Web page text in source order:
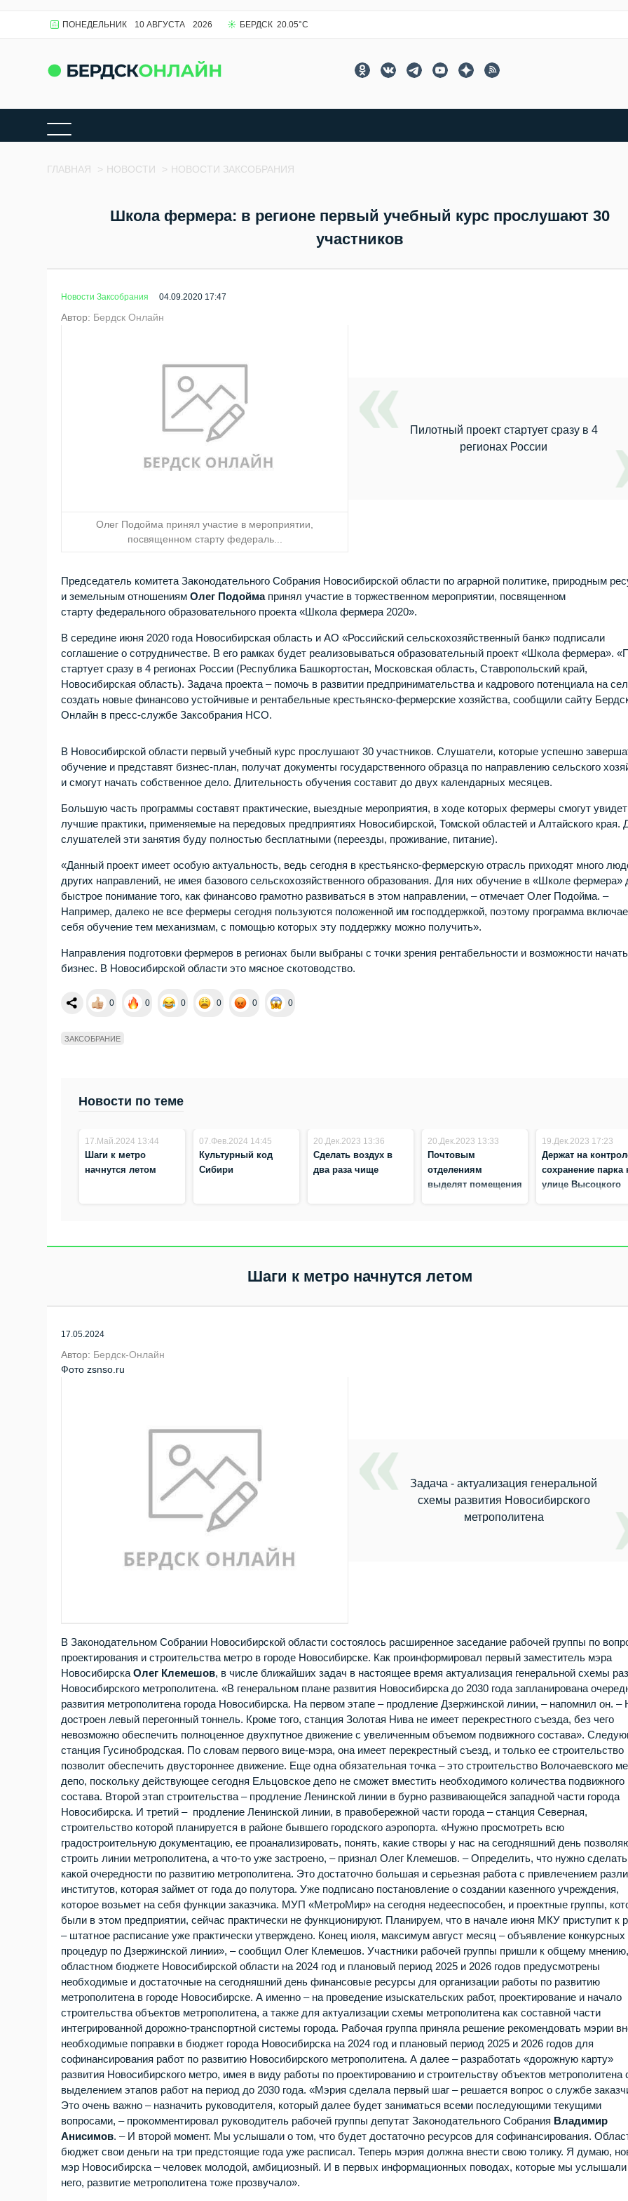
ПОНЕДЕЛЬНИК 10 АВГУСТА 2026 БЕРДСК 20.05°C
ГЛАВНАЯ > НОВОСТИ > НОВОСТИ ЗАКСОБРАНИЯ
Школа фермера: в регионе первый учебный курс прослушают 30
участников
Новости Заксобрания 04.09.2020 17:47
Автор: Бердск Онлайн
Олег Подойма принял участие в мероприятии,
посвященном старту федераль...
Пилотный проект стартует сразу в 4
регионах России
Председатель комитета Законодательного Собрания Новосибирской области по аграрной политике, природным
и земельным отношениямОлег Подоймапринял участие в торжественном мероприятии, посвященном
старту федерального образовательного проекта «Школа фермера 2020».
В середине июня 2020 года Новосибирская область и АО «Российский сельскохозяйственный банк» подписали
соглашение о сотрудничестве. В его рамках будет реализовываться образовательный проект «Школа фермера».
стартует сразу в 4 регионах России (Республика Башкортостан, Московская область, Ставропольский край,
Новосибирская область). Задача проекта – помочь в развитии предпринимательства и кадрового потенциала на
создать новые финансово устойчивые и рентабельные крестьянско-фермерские хозяйства, сообщили сайту
Онлайн в пресс-службе Заксобрания НСО.
В Новосибирской области первый учебный курс прослушают 30 участников. Слушатели, которые успешно
обучение и представят бизнес-план, получат документы государственного образца по направлению сельского
и смогут начать собственное дело. Длительность обучения составит до двух календарных месяцев.
Большую часть программы составят практические, выездные мероприятия, в ходе которых фермеры смогут
лучшие практики, применяемые на передовых предприятиях Новосибирской, Томской областей и Алтайского края.
слушателей эти занятия буду полностью бесплатными (переезды, проживание, питание).
«Данный проект имеет особую актуальность, ведь сегодня в крестьянско-фермерскую отрасль приходят много
других направлений, не имея базового сельскохозяйственного образования. Для них обучение в «Школе фермера»
быстрое понимание того, как финансово грамотно развиваться в этом направлении, – отмечает Олег Подойма. –
Например, далеко не все фермеры сегодня пользуются положенной им господдержкой, поэтому программа
себя обучение тем механизмам, с помощью которых эту поддержку можно получить».
Направления подготовки фермеров в регионах были выбраны с точки зрения рентабельности и возможности начать
бизнес. В Новосибирской области это мясное скотоводство.
0 0 0 0 0 0
ЗАКСОБРАНИЕ
Новости по теме
17.Май.2024 13:44
Шаги к метро
начнутся летом
07.Фев.2024 14:45
Культурный код
Сибири
20.Дек.2023 13:36
Сделать воздух в
два раза чище
20.Дек.2023 13:33
Почтовым
отделениям
выделят помещения
19.Дек.2023 17:23
Держат на
сохранение парка
улице Высоцкого
Шаги к метро начнутся летом
17.05.2024
Автор: Бердск-Онлайн
Фото zsnso.ru
Задача - актуализация генеральной
схемы развития Новосибирского
метрополитена
В Законодательном Собрании Новосибирской области состоялось расширенное заседание рабочей группы по
проектирования и строительства метро в городе Новосибирске. Как проинформировал первый заместитель мэра
НовосибирскаОлег Клемешов, в числе ближайших задач в настоящее время актуализация генеральной схемы
Новосибирского метрополитена. «В генеральном плане развития Новосибирска до 2030 года запланирована
развития метрополитена города Новосибирска. На первом этапе – продление Дзержинской линии, – напомнил он. –
достроен левый перегонный тоннель. Кроме того, станция Золотая Нива не имеет перекрестного съезда, без чего
невозможно обеспечить полноценное двухпутное движение с увеличенным объемом подвижного состава».
станция Гусинобродская. По словам первого вице-мэра, она имеет перекрестный съезд, и только ее строительство
позволит обеспечить двустороннее движение. Еще одна обязательная точка – это строительство Волочаевского
депо, поскольку действующее сегодня Ельцовское депо не сможет вместить необходимого количества подвижного
состава. Второй этап строительства – продление Ленинской линии в бурно развивающейся западной части города
Новосибирска. И третий – продление Ленинской линии, в правобережной части города – станция Северная,
строительство которой планируется в районе бывшего городского аэропорта. «Нужно просмотреть всю
градостроительную документацию, ее проанализировать, понять, какие створы у нас на сегодняшний день
строить линии метрополитена, а что-то уже застроено, – признал Олег Клемешов. – Определить, что нужно
какой очередности по развитию метрополитена. Это достаточно большая и серьезная работа с привлечением
институтов, которая займет от года до полутора. Уже подписано постановление о создании казенного учреждения,
которое возьмет на себя функции заказчика. МУП «МетроМир» на сегодня недееспособен, и проектные группы,
были в этом предприятии, сейчас практически не функционируют. Планируем, что в начале июня МКУ приступит к
– штатное расписание уже практически утверждено. Конец июля, максимум август месяц – объявление конкурсных
процедур по Дзержинской линии», – сообщил Олег Клемешов. Участники рабочей группы пришли к общему
областном бюджете Новосибирской области на 2024 год и плановый период 2025 и 2026 годов предусмотрены
необходимые и достаточные на сегодняшний день финансовые ресурсы для организации работы по развитию
метрополитена в городе Новосибирске. А именно – на проведение изыскательских работ, проектирование и начало
строительства объектов метрополитена, а также для актуализации схемы метрополитена как составной части
интегрированной дорожно-транспортной системы города. Рабочая группа приняла решение рекомендовать мэрии
необходимые поправки в бюджет города Новосибирска на 2024 год и плановый период 2025 и 2026 годов для
софинансирования работ по развитию Новосибирского метрополитена. А далее – разработать «дорожную карту»
развития Новосибирского метро, имея в виду работы по проектированию и строительству объектов метрополитена
выделением этапов работ на период до 2030 года. «Мэрия сделала первый шаг – решается вопрос о службе
Это очень важно – назначить руководителя, который далее будет заниматься всеми последующими текущими
вопросами, – прокомментировал руководитель рабочей группы депутат Законодательного Собрания Владимир
Анисимов. – И второй момент. Мы услышали о том, что будет достаточно ресурсов для софинансирования.
бюджет свои деньги на три предстоящие года уже расписал. Теперь мэрия должна внести свою толику. Я думаю,
мэр Новосибирска – человек молодой, амбициозный. И в первых информационных поводах, которые мы услышали
него, развитие метрополитена тоже прозвучало».